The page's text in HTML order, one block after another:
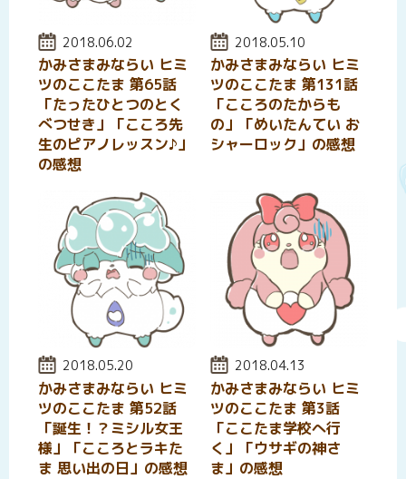
投稿日:
2018.06.02
かみさまみならい ヒミ
ツのここたま 第65話
「たったひとつのとく
べつせき」「こころ先
生のピアノレッスン♪」
の感想
投稿日:
2018.05.10
かみさまみならい ヒミ
ツのここたま 第131話
「こころのたからも
の」「めいたんてい お
シャーロック」の感想
投稿日:
2018.05.20
かみさまみならい ヒミ
ツのここたま 第52話
「誕生！？ミシル女王
様」「こころとラキた
ま 思い出の日」の感想
投稿日:
2018.04.13
かみさまみならい ヒミ
ツのここたま 第3話
「ここたま学校へ行
く」「ウサギの神さ
ま」の感想